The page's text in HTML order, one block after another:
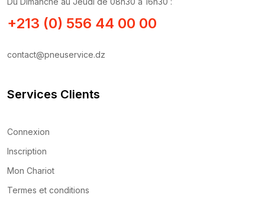
+213 (0) 556 44 00 00
contact@pneuservice.dz
Services Clients
Connexion
Inscription
Mon Chariot
Termes et conditions